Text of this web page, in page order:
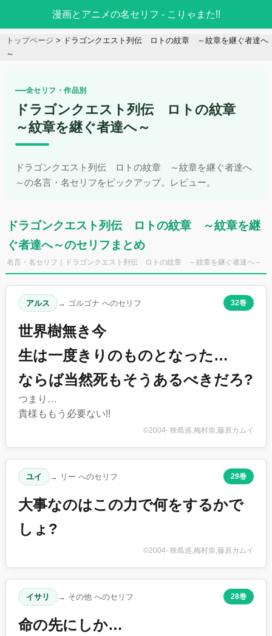
漫画とアニメの名セリフ - こりゃまた!!
トップページ
ドラゴンクエスト列伝 ロトの紋章 ～紋章を継ぐ者達へ
～
全セリフ・作品別
ドラゴンクエスト列伝 ロトの紋章
～紋章を継ぐ者達へ～
ドラゴンクエスト列伝 ロトの紋章 ～紋章を継ぐ者達へ
～の名言・名セリフをピックアップ。レビュー。
ドラゴンクエスト列伝 ロトの紋章 ～紋章を継
ぐ者達へ～のセリフまとめ
名言・名セリフ｜ドラゴンクエスト列伝 ロトの紋章 ～紋章を継ぐ者達へ～
アルス → ゴルゴナ へのセリフ 32巻
世界樹無き今
生は一度きりのものとなった…
ならば当然死もそうあるべきだろ?
つまり…
貴様ももう必要ない!!
©2004- 映島巡,梅村崇,藤原カムイ
ユイ → リー へのセリフ 29巻
大事なのはこの力で何をするかで
しょ?
©2004- 映島巡,梅村崇,藤原カムイ
イサリ → その他 へのセリフ 28巻
命の先にしか…